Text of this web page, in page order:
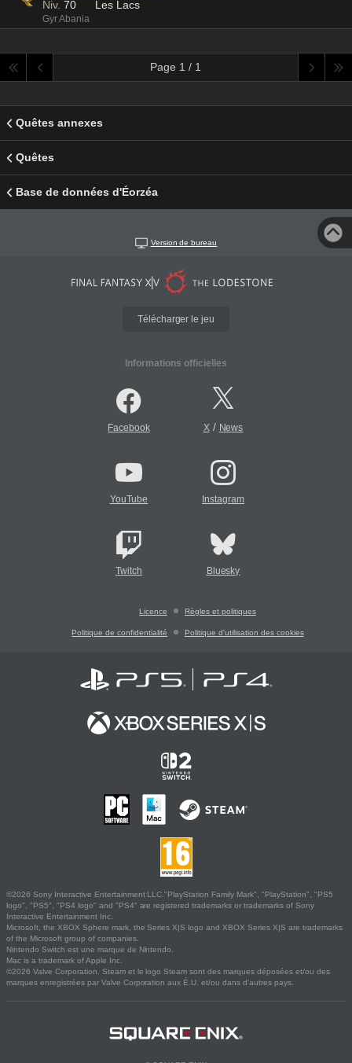
Niv. 70 Les Lacs
Gyr Abania
Page 1 / 1
Quêtes annexes
Quêtes
Base de données d'Éorzéa
Version de bureau
Télécharger le jeu
Informations officielles
Facebook X/ News
YouTube Instagram
Twitch Bluesky
Licence Règles et politiques
Politique de confidentialité Politique d'utilisation des cookies
©2026 Sony Interactive Entertainment LLC."PlayStation Family Mark", "PlayStation", "PS5
logo", "PS5", "PS4 logo" and "PS4" are registered trademarks or trademarks of Sony
Interactive Entertainment Inc.
Microsoft, the XBOX Sphere mark, the Series X|S logo and XBOX Series X|S are trademarks
of the Microsoft group of companies.
Nintendo Switch est une marque de Nintendo.
Mac is a trademark of Apple Inc.
©2026 Valve Corporation. Steam et le logo Steam sont des marques déposées et/ou des
marques enregistrées par Valve Corporation aux É.U. et/ou dans d'autres pays.